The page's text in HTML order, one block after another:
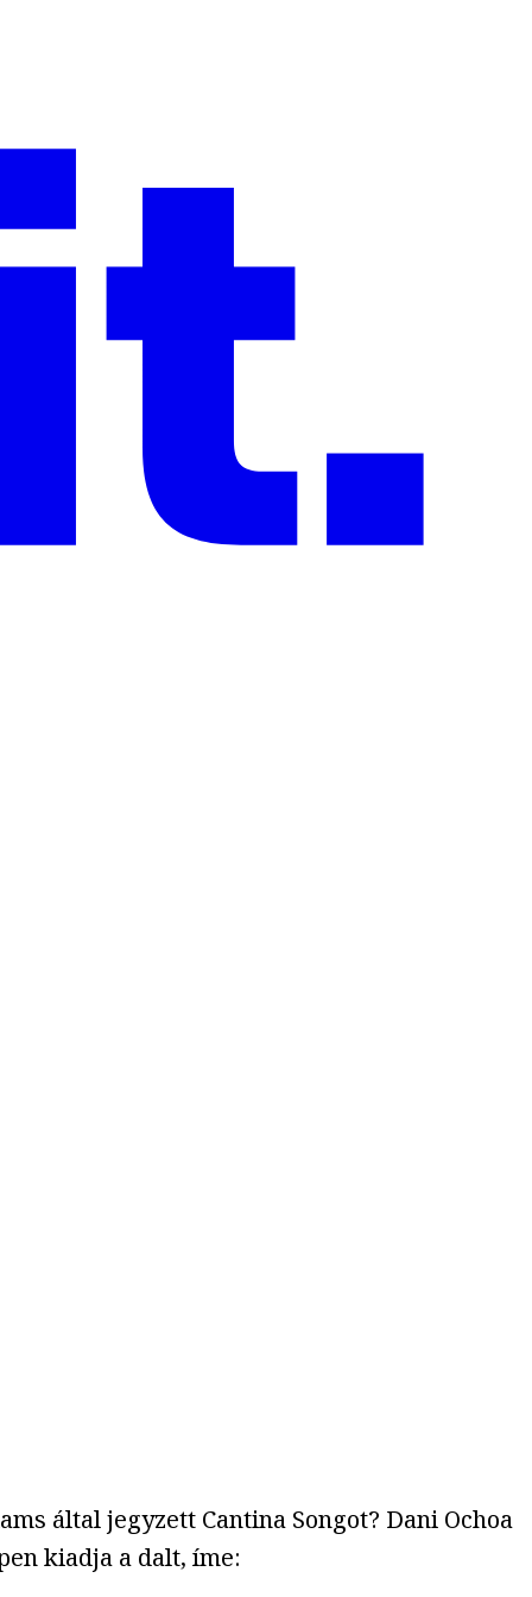
által jegyzett Cantina Songot? Dani Ochoa
kiadja a dalt, íme: